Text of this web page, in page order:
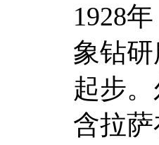
1928
象钻
起步
含拉